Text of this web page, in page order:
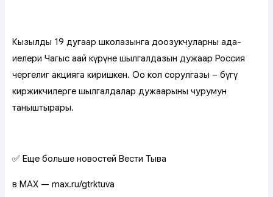
Кызылдың 19 дугаар школазынга доозукчуларның ада-
иелери Чаңгыс аай күрүне шылгалдазын дужаар Россия
чергелиг акцияга киришкен. Ооң кол сорулгазы – бүгү
киржикчилерге шылгалдалар дужаарының чурумун
таныштырары.
✅ Еще больше новостей Вести Тыва
в MAX — max.ru/gtrktuva